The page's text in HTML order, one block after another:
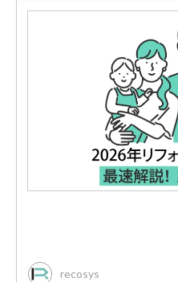
recosys